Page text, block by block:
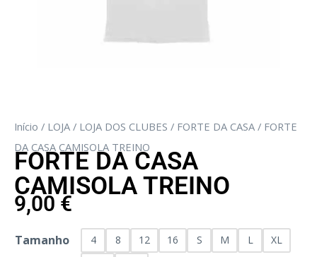
Início / LOJA / LOJA DOS CLUBES / FORTE DA CASA / FORTE
DA CASA CAMISOLA TREINO
FORTE DA CASA
CAMISOLA TREINO
9,00 €
Tamanho 4 8 12 16 S M L
XL